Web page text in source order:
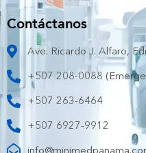
Contáctanos
Ave. Ricardo J. Alfaro,
+507 208-0088
+507 263-6464
+507 6927-9912